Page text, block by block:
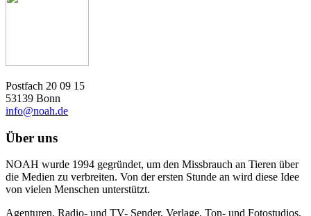
Postfach 20 09 15
53139 Bonn
info@noah.de
Über uns
NOAH wurde 1994 gegründet, um den Missbrauch an Tieren über
die Medien zu verbreiten. Von der ersten Stunde an wird diese Idee
von vielen Menschen unterstützt.
Agenturen, Radio- und TV- Sender, Verlage, Ton- und Fotostudios,